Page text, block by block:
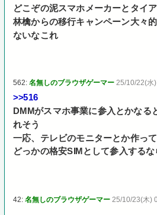
どこぞの泥スマホメーカーとタイ
林檎からの移行キャンペーン大々
ないなこれ
562:名無しのブラウザゲーマー 25/10/22(水
>>516
DMMがスマホ事業に参入とかなる
れそう
一応、テレビのモニターとか作っ
どっかの格安SIMとして参入する
42:名無しのブラウザゲーマー 25/10/23(木)